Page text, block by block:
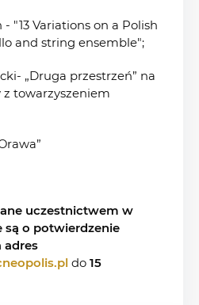
"13 Variations on a Polish
and string ensemble";
„Druga przestrzeń” na
towarzyszeniem
uczestnictwem w
są o potwierdzenie
adres
do 15